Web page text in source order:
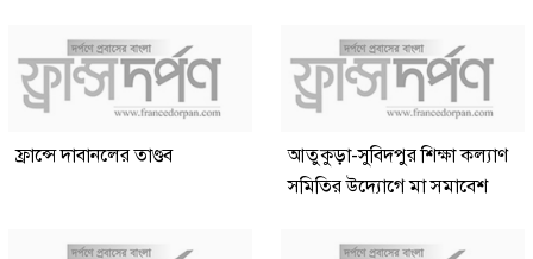
ফ্রান্সে দাবানলের তাণ্ডব
আতুকুড়া-সুবিদপুর শিক্ষা কল্যাণ
সমিতির উদ্যোগে মা সমাবেশ